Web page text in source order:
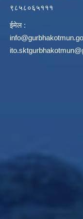
९८५८०६५१११
ईमेल :